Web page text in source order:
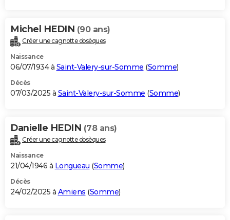
Michel HEDIN (90 ans)
Créer une cagnotte obsèques
Naissance
06/07/1934 à Saint-Valery-sur-Somme (Somme)
Décès
07/03/2025 à Saint-Valery-sur-Somme (Somme)
Danielle HEDIN (78 ans)
Créer une cagnotte obsèques
Naissance
21/04/1946 à Longueau (Somme)
Décès
24/02/2025 à Amiens (Somme)